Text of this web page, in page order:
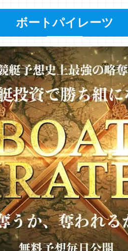
ボートパイレーツ